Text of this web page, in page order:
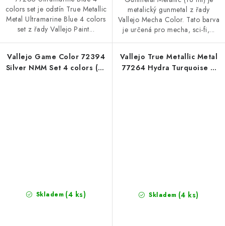
colors set je odstín True Metallic
Metal Ultramarine Blue 4 colors
set z řady Vallejo Paint...
metalický gunmetal z řady
Vallejo Mecha Color. Tato barva
je určená pro mecha, sci-fi,...
Vallejo Game Color 72394
Silver NMM Set 4 colors (18
Skladem (4 ks)
Vallejo True Metallic Metal
77264 Hydra Turquoise 4
Skladem (4 ks)